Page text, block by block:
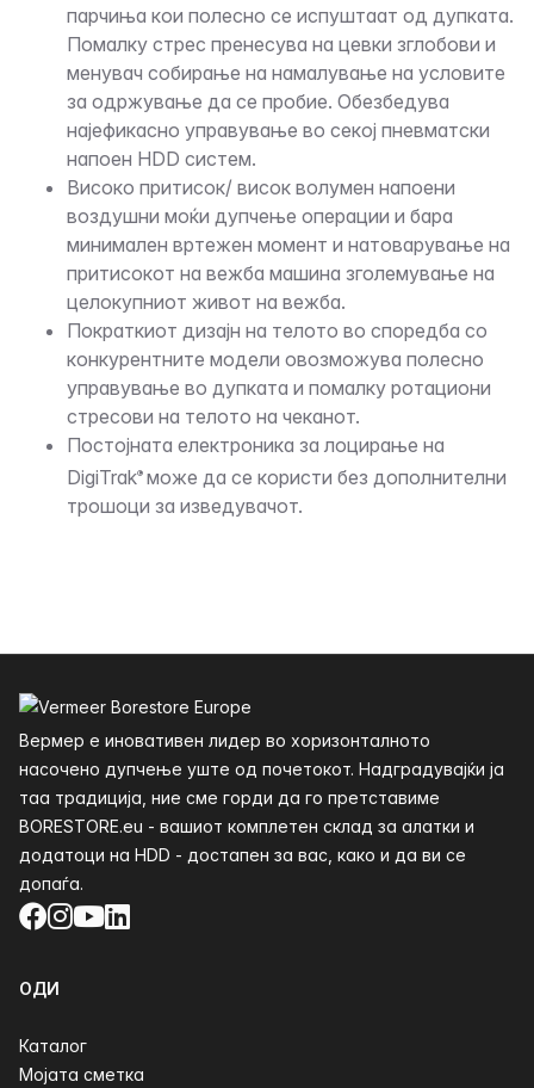
парчиња кои полесно се испуштаат од дупката.
Помалку стрес пренесува на цевки зглобови и
менувач собирање на намалување на условите
за одржување да се пробие. Обезбедува
најефикасно управување во секој пневматски
напоен HDD систем.
Високо притисок/ висок волумен напоени
воздушни моќи дупчење операции и бара
минимален вртежен момент и натоварување на
притисокот на вежба машина зголемување на
целокупниот живот на вежба.
Пократкиот дизајн на телото во споредба со
конкурентните модели овозможува полесно
управување во дупката и помалку ротациони
стресови на телото на чеканот.
Постојната електроника за лоцирање на
DigiTrak® може да се користи без дополнителни
трошоци за изведувачот.
Вермер е иновативен лидер во хоризонталното
насочено дупчење уште од почетокот. Надградувајќи ја
таа традиција, ние сме горди да го претставиме
BORESTORE.eu - вашиот комплетен склад за алатки и
додатоци на HDD - достапен за вас, како и да ви се
допаѓа.
Facebook
Instagram
YouTube
LinkedIn
ОДИ
Каталог
Мојата сметка